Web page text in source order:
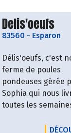
BOULANGERIE
Découvrir le
Delis'oeufs
83560 - Esparon
Délis'oeufs, c'est
ferme de poules
pondeuses gérée
Sophia qui nous
toutes les
direct du